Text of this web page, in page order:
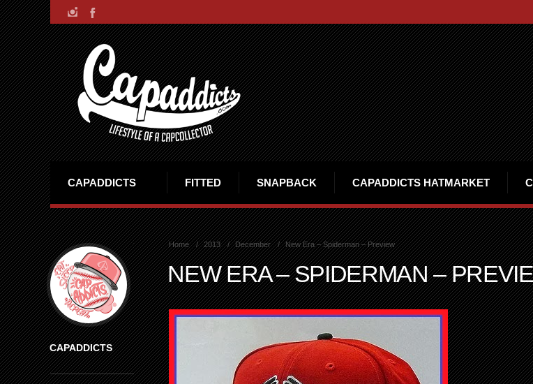
CAPADDICTS FITTED SNAPBACK CAPADDICTS HATMARKET
Home 2013 December New Era – Spiderman – Preview
NEW ERA – SPIDERMAN –
CAPADDICTS